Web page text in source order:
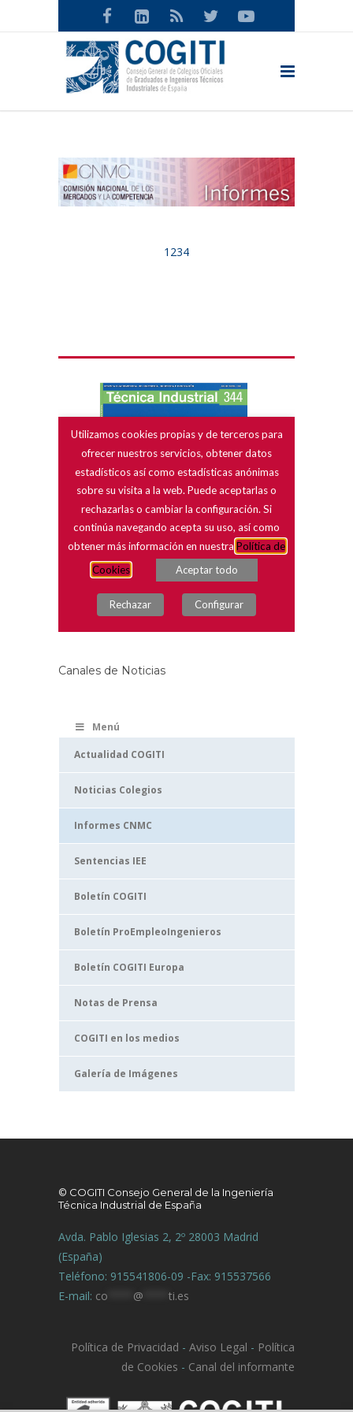
1 234
Canales de Noticias
Menú
Actualidad COGITI
Noticias Colegios
Informes CNMC
Sentencias IEE
Boletín COGITI
Boletín ProEmpleoIngenieros
Boletín COGITI Europa
Notas de Prensa
COGITI en los medios
Galería de Imágenes
© COGITI Consejo General de la Ingeniería
Técnica Industrial de España
Avda. Pablo Iglesias 2, 2º 28003 Madrid
(España)
Teléfono: 915541806-09 -Fax: 915537566
E-mail: co @ ti.es
Política de Privacidad - Aviso Legal - Política
de Cookies - Canal del informante